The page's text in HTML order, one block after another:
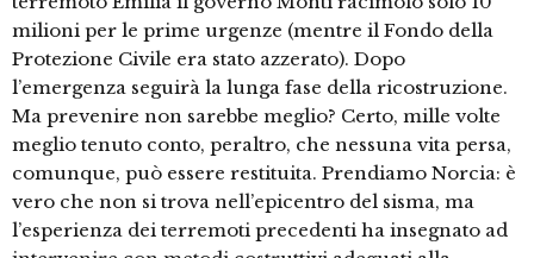
milioni per le prime urgenze (mentre il Fondo della
Protezione Civile era stato azzerato). Dopo
l’emergenza seguirà la lunga fase della ricostruzione.
Ma prevenire non sarebbe meglio? Certo, mille volte
meglio tenuto conto, peraltro, che nessuna vita persa,
comunque, può essere restituita. Prendiamo Norcia: è
vero che non si trova nell’epicentro del sisma, ma
l’esperienza dei terremoti precedenti ha insegnato ad